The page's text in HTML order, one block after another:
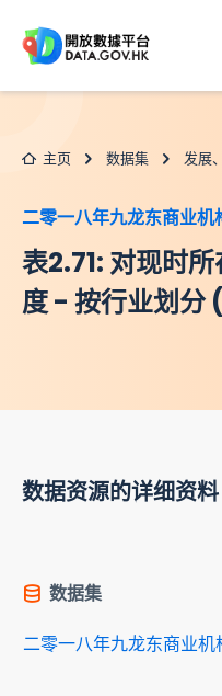
主页 数据集 发展
二零一八年九龙东商业机
表2.71: 对现时
度 - 按行业划分
数据资源的详细资料
数据集
二零一八年九龙东商业